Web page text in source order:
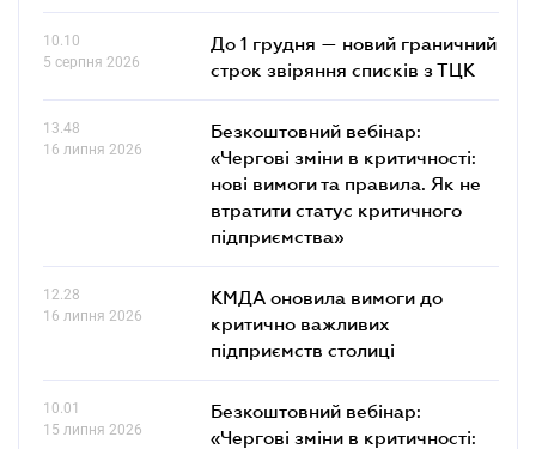
10.10
5 серпня 2026
До 1 грудня — новий граничний
строк звіряння списків з ТЦК
13.48
16 липня 2026
Безкоштовний вебінар:
«Чергові зміни в критичності:
нові вимоги та правила. Як не
втратити статус критичного
підприємства»
12.28
16 липня 2026
КМДА оновила вимоги до
критично важливих
підприємств столиці
10.01
15 липня 2026
Безкоштовний вебінар:
«Чергові зміни в критичності: